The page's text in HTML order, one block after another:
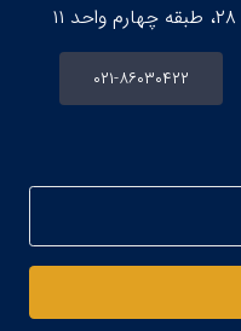
۰۲۱-۸۶۰۳۰۴۲۲